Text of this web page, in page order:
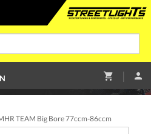
|
TEAM Big Bore 77ccm-86ccm